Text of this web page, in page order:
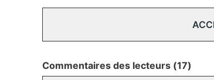
Commentaires des lecteurs (17)